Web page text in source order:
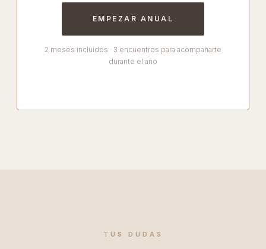
EMPEZAR ANUAL
2 meses incluidos · 3 encuentros para acompañarte
durante el año
TUS DUDAS